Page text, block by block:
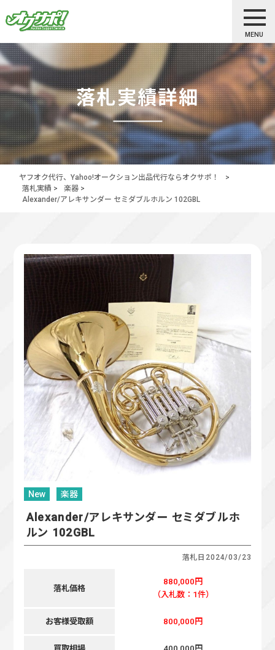
MENU
落札実績詳細
ヤフオク代行、Yahoo!オークション出品代行ならオクサポ！
>
落札実績 > 楽器 >
Alexander/アレキサンダー セミダブルホルン 102GBL
New 楽器
Alexander/アレキサンダー セミダブルホ
ルン 102GBL
落札日 2024/03/23
落札価格
880,000円
（入札数：1件）
お客様受取額 800,000円